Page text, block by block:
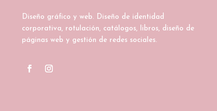
Diseño gráfico y web. Diseño de identidad
corporativa, rotulación, catálogos, libros, diseño de
páginas web y gestión de redes sociales.